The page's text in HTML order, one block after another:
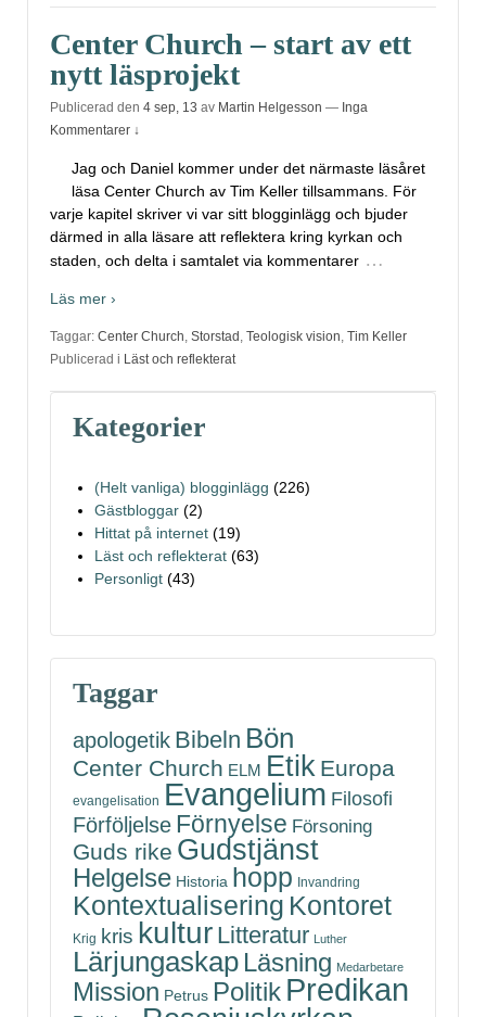
Center Church – start av ett
nytt läsprojekt
Publicerad den 4 sep, 13 av Martin Helgesson — Inga
Kommentarer ↓
Jag och Daniel kommer under det närmaste läsåret
läsa Center Church av Tim Keller tillsammans. För
varje kapitel skriver vi var sitt blogginlägg och bjuder
därmed in alla läsare att reflektera kring kyrkan och
staden, och delta i samtalet via kommentarer …
Läs mer ›
Taggar: Center Church Storstad Teologisk vision Tim Keller
Publicerad i Läst och reflekterat
Kategorier
(Helt vanliga) blogginlägg (226)
Gästbloggar (2)
Hittat på internet (19)
Läst och reflekterat (63)
Personligt (43)
Taggar
apologetik Bibeln Bön
Center Church ELM Etik Europa
evangelisation Evangelium Filosofi
Förföljelse Förnyelse Försoning
Guds rike Gudstjänst
Helgelse Historia hopp Invandring
Kontextualisering Kontoret
Krig kris kultur Litteratur Luther
Lärjungaskap Läsning Medarbetare
Mission Petrus Politik Predikan